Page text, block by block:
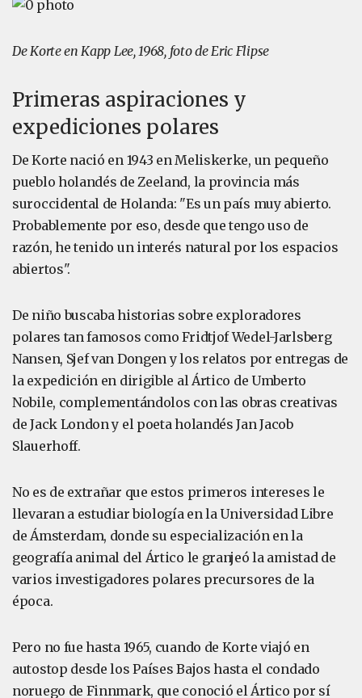
De Korte en Kapp Lee, 1968, foto de Eric Flipse
Primeras aspiraciones y
expediciones polares
De Korte nació en 1943 en Meliskerke, un pequeño
pueblo holandés de Zeeland, la provincia más
suroccidental de Holanda: "Es un país muy abierto.
Probablemente por eso, desde que tengo uso de
razón, he tenido un interés natural por los espacios
abiertos".
De niño buscaba historias sobre exploradores
polares tan famosos como Fridtjof Wedel-Jarlsberg
Nansen, Sjef van Dongen y los relatos por entregas de
la expedición en dirigible al Ártico de Umberto
Nobile, complementándolos con las obras creativas
de Jack London y el poeta holandés Jan Jacob
Slauerhoff.
No es de extrañar que estos primeros intereses le
llevaran a estudiar biología en la Universidad Libre
de Ámsterdam, donde su especialización en la
geografía animal del Ártico le granjeó la amistad de
varios investigadores polares precursores de la
época.
Pero no fue hasta 1965, cuando de Korte viajó en
autostop desde los Países Bajos hasta el condado
noruego de Finnmark, que conoció el Ártico por sí